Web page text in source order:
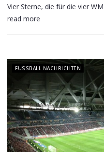
Vier Sterne, die für die vier
read more
FUSSBALL NACHRICHTEN